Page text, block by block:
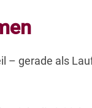
– gerade als